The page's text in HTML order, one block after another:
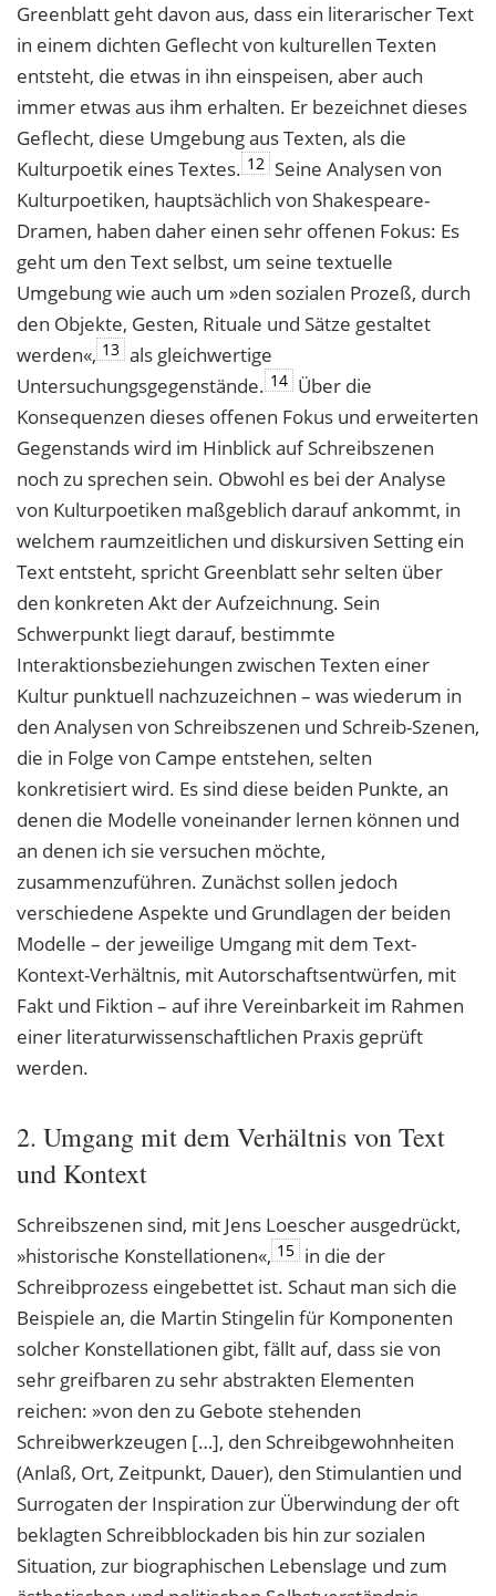
Greenblatt geht davon aus, dass ein literarischer Text
in einem dichten Geflecht von kulturellen Texten
entsteht, die etwas in ihn einspeisen, aber auch
immer etwas aus ihm erhalten. Er bezeichnet dieses
Geflecht, diese Umgebung aus Texten, als die
Kulturpoetik eines Textes. 12 Seine Analysen von
Kulturpoetiken, hauptsächlich von Shakespeare-
Dramen, haben daher einen sehr offenen Fokus: Es
geht um den Text selbst, um seine textuelle
Umgebung wie auch um »den sozialen Prozeß, durch
den Objekte, Gesten, Rituale und Sätze gestaltet
werden«, 13 als gleichwertige
Untersuchungsgegenstände. 14 Über die
Konsequenzen dieses offenen Fokus und erweiterten
Gegenstands wird im Hinblick auf Schreibszenen
noch zu sprechen sein. Obwohl es bei der Analyse
von Kulturpoetiken maßgeblich darauf ankommt, in
welchem raumzeitlichen und diskursiven Setting ein
Text entsteht, spricht Greenblatt sehr selten über
den konkreten Akt der Aufzeichnung. Sein
Schwerpunkt liegt darauf, bestimmte
Interaktionsbeziehungen zwischen Texten einer
Kultur punktuell nachzuzeichnen – was wiederum in
den Analysen von Schreibszenen und Schreib-Szenen,
die in Folge von Campe entstehen, selten
konkretisiert wird. Es sind diese beiden Punkte, an
denen die Modelle voneinander lernen können und
an denen ich sie versuchen möchte,
zusammenzuführen. Zunächst sollen jedoch
verschiedene Aspekte und Grundlagen der beiden
Modelle – der jeweilige Umgang mit dem Text-
Kontext-Verhältnis, mit Autorschaftsentwürfen, mit
Fakt und Fiktion – auf ihre Vereinbarkeit im Rahmen
einer literaturwissenschaftlichen Praxis geprüft
werden.
2. Umgang mit dem Verhältnis von Text
und Kontext
Schreibszenen sind, mit Jens Loescher ausgedrückt,
»historische Konstellationen«, 15 in die der
Schreibprozess eingebettet ist. Schaut man sich die
Beispiele an, die Martin Stingelin für Komponenten
solcher Konstellationen gibt, fällt auf, dass sie von
sehr greifbaren zu sehr abstrakten Elementen
reichen: »von den zu Gebote stehenden
Schreibwerkzeugen […], den Schreibgewohnheiten
(Anlaß, Ort, Zeitpunkt, Dauer), den Stimulantien und
Surrogaten der Inspiration zur Überwindung der oft
beklagten Schreibblockaden bis hin zur sozialen
Situation, zur biographischen Lebenslage und zum